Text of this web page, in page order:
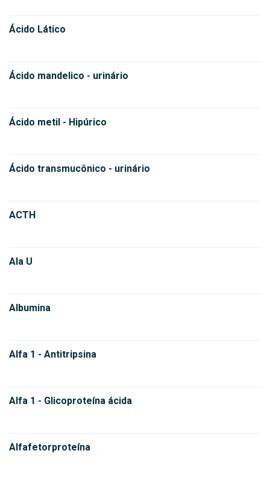
Ácido Lático
Ácido mandelico - urinário
Ácido metil - Hipúrico
Ácido transmucônico - urinário
ACTH
Ala U
Albumina
Alfa 1 - Antitripsina
Alfa 1 - Glicoproteína ácida
Alfafetorproteína